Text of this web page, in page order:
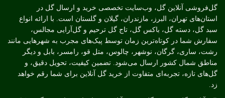
گل‌فروشی آنلاین گل، وب‌سایت تخصصی خرید و ارسال گل در
استان‌های تهران، البرز، مازندران، گیلان و گلستان است. با ارائه انواع
سبد گل، دسته گل، باکس گل، تاج گل ترحیم و گل‌آرایی مجالس،
سفارش شما در کوتاه‌ترین زمان توسط پیک‌های مجرب به شهرهایی مانند
رشت، ساری، گرگان، نوشهر، چالوس، متل قو، رامسر، بابل و دیگر
مناطق شمال کشور ارسال می‌شود. تضمین کیفیت، تحویل دقیق، و
گل‌های تازه، تجربه‌ای متفاوت از خرید گل آنلاین برای شما رقم خواهد
زد.